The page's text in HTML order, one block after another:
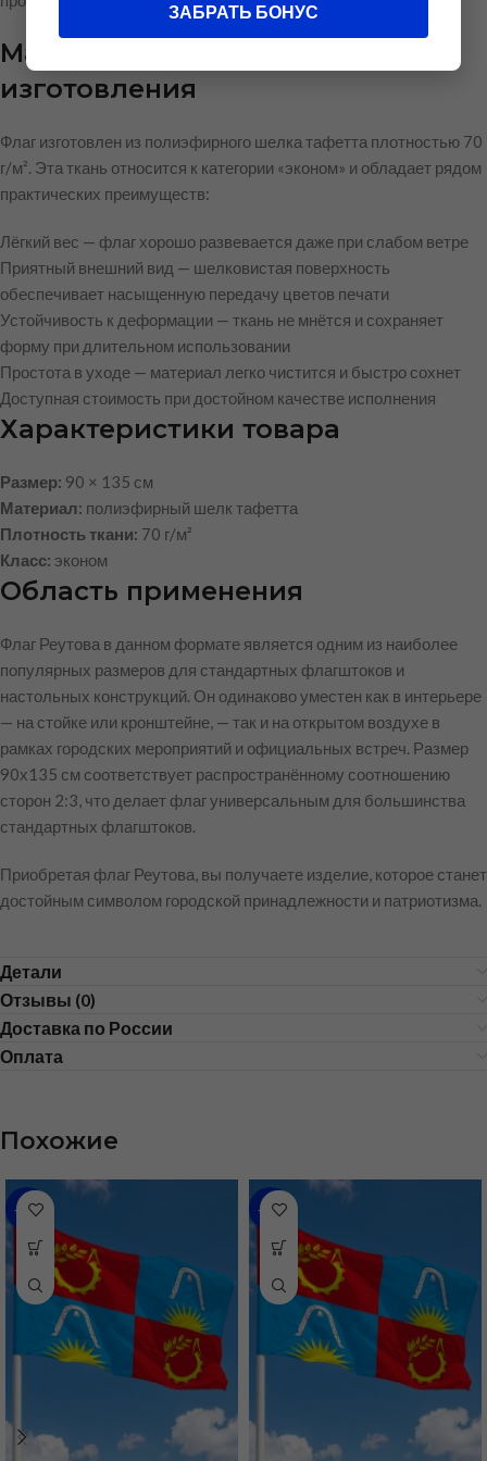
Материал и качество
изготовления
Флаг изготовлен из полиэфирного шелка тафетта плотностью 70
г/м². Эта ткань относится к категории «эконом» и обладает рядом
практических преимуществ:
Лёгкий вес — флаг хорошо развевается даже при слабом ветре
Приятный внешний вид — шелковистая поверхность
обеспечивает насыщенную передачу цветов печати
Устойчивость к деформации — ткань не мнётся и сохраняет
форму при длительном использовании
Простота в уходе — материал легко чистится и быстро сохнет
Доступная стоимость при достойном качестве исполнения
Характеристики товара
Размер: 90 × 135 см
Материал: полиэфирный шелк тафетта
Плотность ткани: 70 г/м²
Класс: эконом
Область применения
Флаг Реутова в данном формате является одним из наиболее
популярных размеров для стандартных флагштоков и
настольных конструкций. Он одинаково уместен как в интерьере
— на стойке или кронштейне, — так и на открытом воздухе в
рамках городских мероприятий и официальных встреч. Размер
90х135 см соответствует распространённому соотношению
сторон 2:3, что делает флаг универсальным для большинства
стандартных флагштоков.
Приобретая флаг Реутова, вы получаете изделие, которое станет
достойным символом городской принадлежности и патриотизма.
Детали
Отзывы (0)
Доставка по России
Оплата
Похожие
-46% -43%
ЗАБРАТЬ БОНУС